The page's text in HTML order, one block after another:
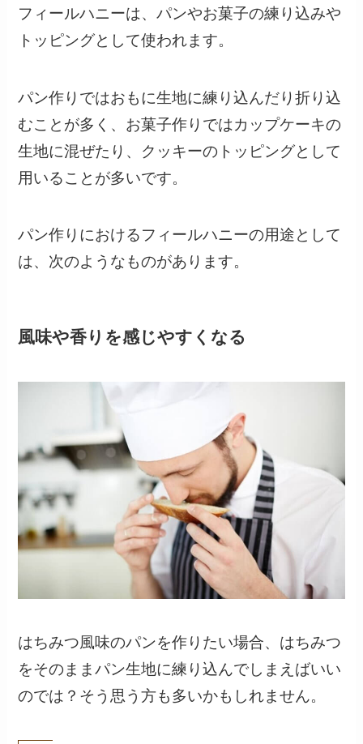
フィールハニーは、パンやお菓子の練り込みや
トッピングとして使われます。
パン作りではおもに生地に練り込んだり折り込
むことが多く、お菓子作りではカップケーキの
生地に混ぜたり、クッキーのトッピングとして
用いることが多いです。
パン作りにおけるフィールハニーの用途として
は、次のようなものがあります。
風味や香りを感じやすくなる
はちみつ風味のパンを作りたい場合、はちみつ
をそのままパン生地に練り込んでしまえばいい
のでは？そう思う方も多いかもしれません。